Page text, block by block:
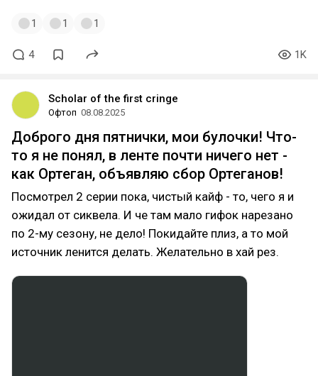
1 1 1
4 1K
Scholar of the first cringe
Офтоп 08.08.2025
Доброго дня пятнички, мои булочки! Что-
то я не понял, в ленте почти ничего нет -
как Ортеган, объявляю сбор Ортеганов!
Посмотрел 2 серии пока, чистый кайф - то, чего я и
ожидал от сиквела. И че там мало гифок нарезано
по 2-му сезону, не дело! Покидайте плиз, а то мой
источник ленится делать. Желательно в хай рез.